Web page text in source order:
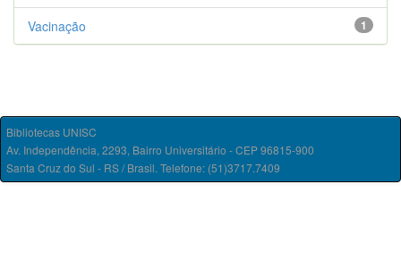
1
Vacinação
Bibliotecas UNISC
Av. Independência, 2293, Bairro Universitário - CEP 96815-900
Santa Cruz do Sul - RS / Brasil. Telefone: (51)3717.7409